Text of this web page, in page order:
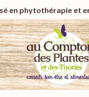
en phytothérapie et